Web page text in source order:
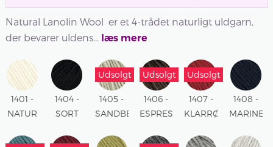
Natural Lanolin Wool er et 4-trådet naturligt uldgarn,
der bevarer uldens... læs mere
1401 -
NATUR
1404 -
SORT
Udsolgt
1405 -
SANDBEIGE
Udsolgt
1406 -
ESPRESSO
Udsolgt
1407 -
KLARRØD
1408 -